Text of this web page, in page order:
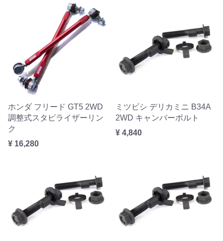
ホンダ フリード GT5 2WD
調整式スタビライザーリン
ク
¥ 16,280
ミツビシ デリカミニ B34A
2WD キャンバーボルト
¥ 4,840